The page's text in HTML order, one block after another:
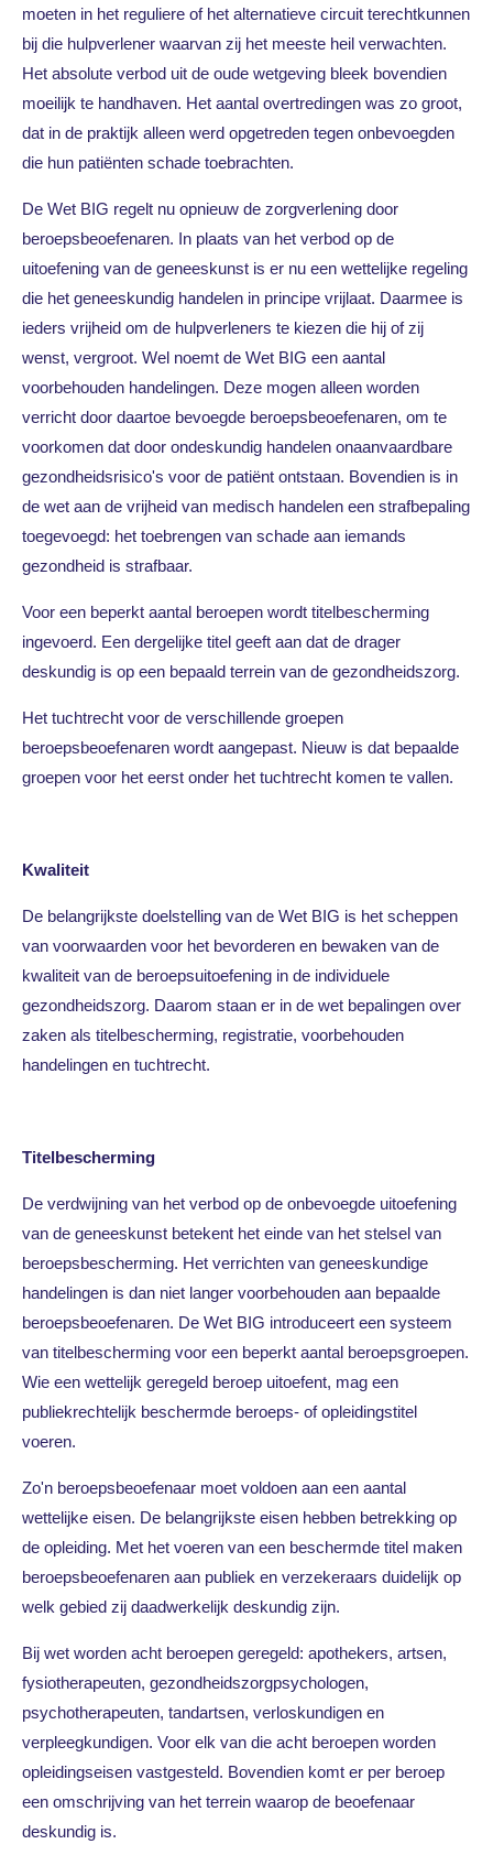
moeten in het reguliere of het alternatieve circuit terechtkunnen
bij die hulpverlener waarvan zij het meeste heil verwachten.
Het absolute verbod uit de oude wetgeving bleek bovendien
moeilijk te handhaven. Het aantal overtredingen was zo groot,
dat in de praktijk alleen werd opgetreden tegen onbevoegden
die hun patiënten schade toebrachten.
De Wet BIG regelt nu opnieuw de zorgverlening door
beroepsbeoefenaren. In plaats van het verbod op de
uitoefening van de geneeskunst is er nu een wettelijke regeling
die het geneeskundig handelen in principe vrijlaat. Daarmee is
ieders vrijheid om de hulpverleners te kiezen die hij of zij
wenst, vergroot. Wel noemt de Wet BIG een aantal
voorbehouden handelingen. Deze mogen alleen worden
verricht door daartoe bevoegde beroepsbeoefenaren, om te
voorkomen dat door ondeskundig handelen onaanvaardbare
gezondheidsrisico's voor de patiënt ontstaan. Bovendien is in
de wet aan de vrijheid van medisch handelen een strafbepaling
toegevoegd: het toebrengen van schade aan iemands
gezondheid is strafbaar.
Voor een beperkt aantal beroepen wordt titelbescherming
ingevoerd. Een dergelijke titel geeft aan dat de drager
deskundig is op een bepaald terrein van de gezondheidszorg.
Het tuchtrecht voor de verschillende groepen
beroepsbeoefenaren wordt aangepast. Nieuw is dat bepaalde
groepen voor het eerst onder het tuchtrecht komen te vallen.
Kwaliteit
De belangrijkste doelstelling van de Wet BIG is het scheppen
van voorwaarden voor het bevorderen en bewaken van de
kwaliteit van de beroepsuitoefening in de individuele
gezondheidszorg. Daarom staan er in de wet bepalingen over
zaken als titelbescherming, registratie, voorbehouden
handelingen en tuchtrecht.
Titelbescherming
De verdwijning van het verbod op de onbevoegde uitoefening
van de geneeskunst betekent het einde van het stelsel van
beroepsbescherming. Het verrichten van geneeskundige
handelingen is dan niet langer voorbehouden aan bepaalde
beroepsbeoefenaren. De Wet BIG introduceert een systeem
van titelbescherming voor een beperkt aantal beroepsgroepen.
Wie een wettelijk geregeld beroep uitoefent, mag een
publiekrechtelijk beschermde beroeps- of opleidingstitel
voeren.
Zo'n beroepsbeoefenaar moet voldoen aan een aantal
wettelijke eisen. De belangrijkste eisen hebben betrekking op
de opleiding. Met het voeren van een beschermde titel maken
beroepsbeoefenaren aan publiek en verzekeraars duidelijk op
welk gebied zij daadwerkelijk deskundig zijn.
Bij wet worden acht beroepen geregeld: apothekers, artsen,
fysiotherapeuten, gezondheidszorgpsychologen,
psychotherapeuten, tandartsen, verloskundigen en
verpleegkundigen. Voor elk van die acht beroepen worden
opleidingseisen vastgesteld. Bovendien komt er per beroep
een omschrijving van het terrein waarop de beoefenaar
deskundig is.